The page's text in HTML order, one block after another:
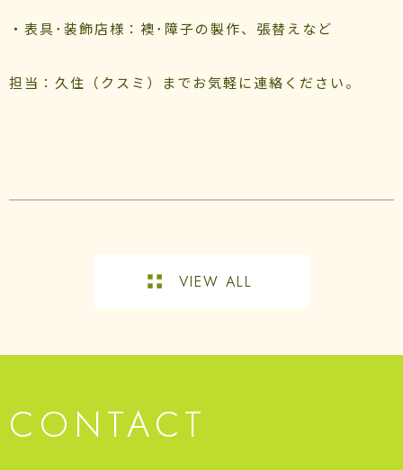
・表具･装飾店様：襖･障子の製作、張替えなど
担当：久住（クスミ）までお気軽に連絡ください。
VIEW ALL
CONTACT